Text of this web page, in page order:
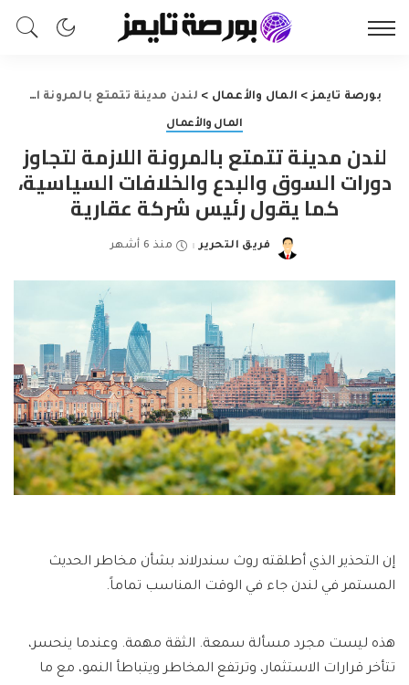
بورصة تايمز> المال والأعمال > لندن مدينة تتمتع بالمرونة اللازمة لتجاوز دورات السوق والبدع والخلافات السياسية، كما يقول رئيس شركة عقارية
المال والأعمال
لندن مدينة تتمتع بالمرونة اللازمة لتجاوز
دورات السوق والبدع والخلافات السياسية،
كما يقول رئيس شركة عقارية
Posted
فريق التحرير منذ 6 أشهر
إن التحذير الذي أطلقته روث سندرلاند بشأن مخاطر الحديث
المستمر في لندن جاء في الوقت المناسب تماماً.
هذه ليست مجرد مسألة سمعة. الثقة مهمة. وعندما ينحسر،
تتأخر قرارات الاستثمار، وترتفع المخاطر ويتباطأ النمو، مع ما